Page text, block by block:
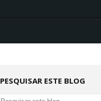
PESQUISAR ESTE BLOG